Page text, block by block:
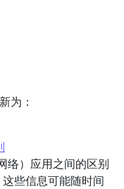
为：
络）应用之间的区别
些信息可能随时间